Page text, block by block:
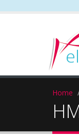
Home